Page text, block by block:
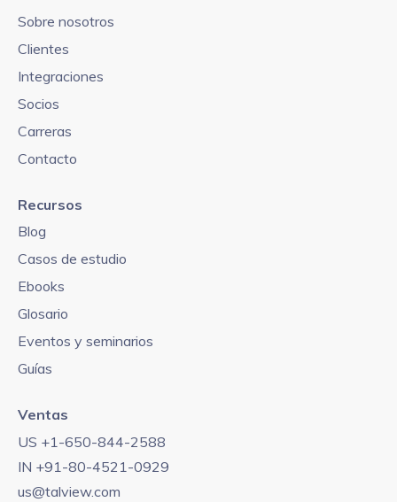
Sobre nosotros
Clientes
Integraciones
Socios
Carreras
Contacto
Recursos
Blog
Casos de estudio
Ebooks
Glosario
Eventos y seminarios
Guías
Ventas
US +1-650-844-2588
IN +91-80-4521-0929
us@talview.com